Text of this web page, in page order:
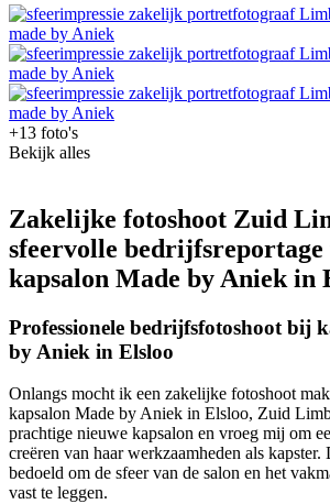
+13 foto's
Bekijk alles
Zakelijke fotoshoot Zuid
sfeervolle bedrijfsreportage
kapsalon Made by Aniek in
Professionele bedrijfsfotoshoot bij
by Aniek in Elsloo
Onlangs mocht ik een zakelijke fotoshoot
kapsalon Made by Aniek in Elsloo, Zuid
prachtige nieuwe kapsalon en vroeg mij om
creëren van haar werkzaamheden als
bedoeld om de sfeer van de salon en het
vast te leggen.